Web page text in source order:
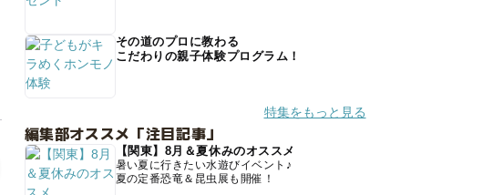
その道のプロに教わる
こだわりの親子体験プログラム！
特集をもっと見る
編集部オススメ「注目記事」
【関東】8月＆夏休みのオススメ
暑い夏に行きたい水遊びイベント♪
夏の定番恐竜＆昆虫展も開催！